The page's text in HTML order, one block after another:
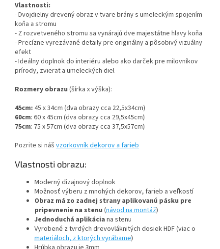
Vlastnosti:
- Dvojdielny drevený obraz v tvare brány s umeleckým spojením
koňa a stromu
- Z rozvetveného stromu sa vynárajú dve majestátne hlavy koňa
- Precízne vyrezávané detaily pre originálny a pôsobivý vizuálny
efekt
- Ideálny doplnok do interiéru alebo ako darček pre milovníkov
prírody, zvierat a umeleckých diel
Rozmery obrazu (šírka x výška):
45cm: 45 x 34cm (dva obrazy cca 22,5x34cm)
60cm: 60 x 45cm (dva obrazy cca 29,5x45cm)
75cm: 75 x 57cm (dva obrazy cca 37,5x57cm)
Pozrite si náš vzorkovník dekorov a farieb
Vlastnosti obrazu:
Moderný dizajnový doplnok
Možnosť výberu z mnohých dekorov, farieb a veľkostí
Obraz má zo zadnej strany aplikovanú pásku pre
pripevnenie na stenu (návod na montáž)
Jednoduchá aplikácia na stenu
Vyrobené z tvrdých drevovláknitých dosiek HDF (viac o
materiáloch, z ktorých vyrábame)